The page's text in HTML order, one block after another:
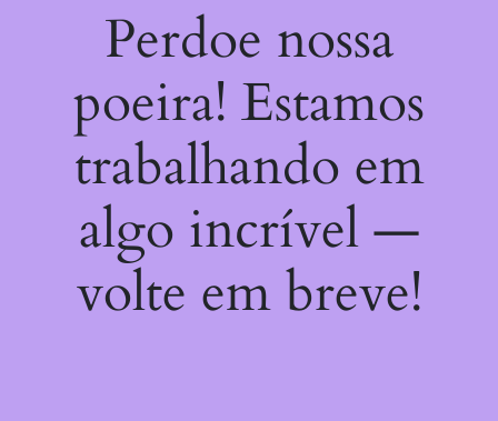
Perdoe nossa
poeira! Estamos
trabalhando em
algo incrível —
volte em breve!